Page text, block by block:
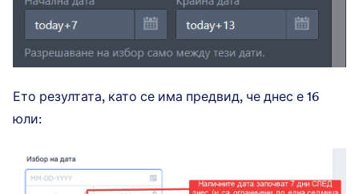
Ето резултата, като се има предвид, че днес е 16
юли: